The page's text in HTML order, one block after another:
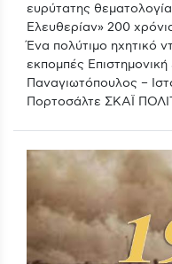
ευρύτατης
Ελευθερίαν» 200
Ένα πολύτιμο ηχητικό
εκπομπές Επιστημονική
Παναγιωτόπουλος –
Πορτοσάλτε ΣΚΑΪ